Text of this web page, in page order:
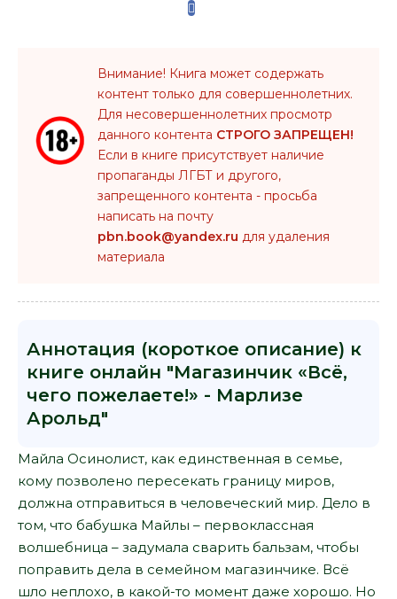
Внимание! Книга может содержать
контент только для совершеннолетних.
Для несовершеннолетних просмотр
данного контента СТРОГО ЗАПРЕЩЕН!
Если в книге присутствует наличие
пропаганды ЛГБТ и другого,
запрещенного контента - просьба
написать на почту
pbn.book@yandex.ru для удаления
материала
Аннотация (короткое описание) к
книге онлайн "Магазинчик «Всё,
чего пожелаете!» - Марлизе
Арольд"
Майла Осинолист, как единственная в семье,
кому позволено пересекать границу миров,
должна отправиться в человеческий мир. Дело в
том, что бабушка Майлы – первоклассная
волшебница – задумала сварить бальзам, чтобы
поправить дела в семейном магазинчике. Всё
шло неплохо, в какой-то момент даже хорошо. Но